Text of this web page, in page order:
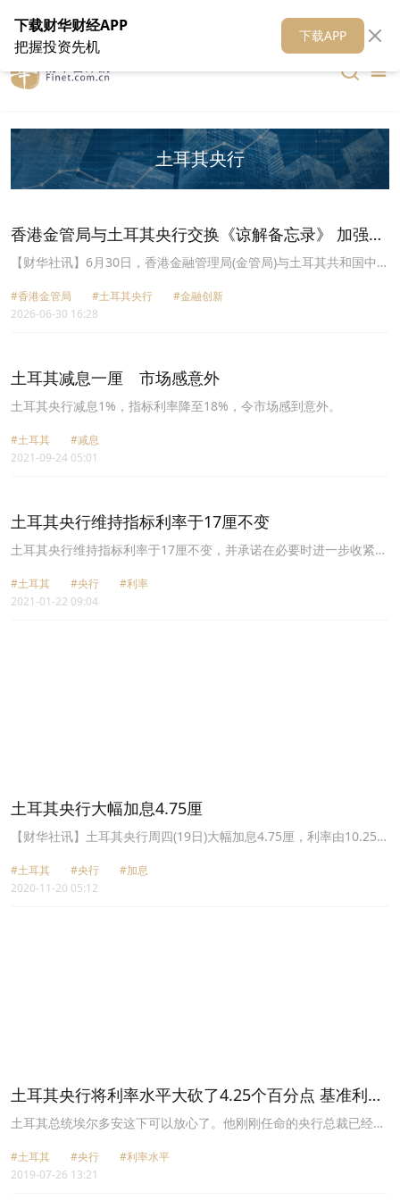
在线客服 关于我们 财华媒体矩阵 财华智库
土耳其央行
香港金管局与土耳其央行交换《谅解备忘录》 加强金
融创新合作
【财华社讯】6月30日，香港金融管理局(金管局)与土耳其共和国中央
新领域的合作。金管局与土耳其央行均致力推动各自市场的金融科技
发展。这份《谅解备忘录》建立正式的框架，促进讯息交流及探讨在
伴关系。
#香港金管局 #土耳其央行
#金融创新
2026-06-30 16:28
土耳其减息一厘 市场感意外
土耳其央行减息1%，指标利率降至18%，令市场感到意外。
#土耳其
#减息
2021-09-24 05:01
土耳其央行维持指标利率于17厘不变
土耳其央行维持指标利率于17厘不变，并承诺在必要时进一步收紧政
#土耳其 #央行
#利率
2021-01-22 09:04
土耳其央行大幅加息4.75厘
【财华社讯】土耳其央行周四(19日)大幅加息4.75厘，利率由10.25厘
#土耳其 #央行
#加息
2020-11-20 05:12
土耳其央行将利率水平大砍了4.25个百分点 基准利率
减至19.75厘
土耳其总统埃尔多安这下可以放心了。他刚刚任命的央行总裁已经遵
#土耳其 #央行
#利率水平
2019-07-26 13:21
下载财华财经APP
把握投资先机
下载APP